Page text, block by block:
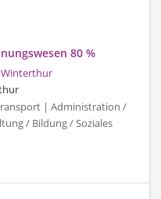
80 %
| Administration /
/ Bildung / Soziales